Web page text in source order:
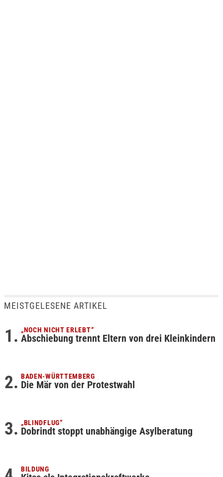
MEISTGELESENE ARTIKEL
„NOCH NICHT ERLEBT“
Abschiebung trennt Eltern von drei Kleinkindern
BADEN-WÜRTTEMBERG
Die Mär von der Protestwahl
„BLINDFLUG“
Dobrindt stoppt unabhängige Asylberatung
BILDUNG